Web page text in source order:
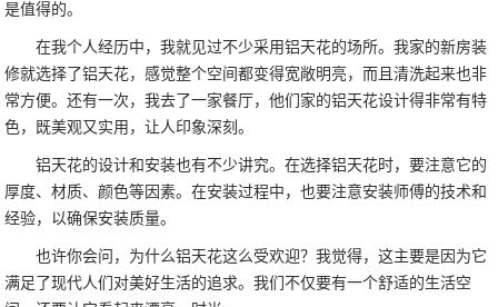
是值得的。
在我个人经历中，我就见过不少采用铝天花的场所。我家的新房装
修就选择了铝天花，感觉整个空间都变得宽敞明亮，而且清洗起来也非
常方便。还有一次，我去了一家餐厅，他们家的铝天花设计得非常有特
色，既美观又实用，让人印象深刻。
铝天花的设计和安装也有不少讲究。在选择铝天花时，要注意它的
厚度、材质、颜色等因素。在安装过程中，也要注意安装师傅的技术和
经验，以确保安装质量。
也许你会问，为什么铝天花这么受欢迎？我觉得，这主要是因为它
满足了现代人们对美好生活的追求。我们不仅要有一个舒适的生活空